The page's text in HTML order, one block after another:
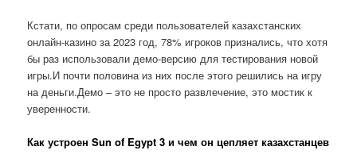
Кстати, по опросам среди пользователей казахстанских
онлайн-казино за 2023 год, 78% игроков признались, что хотя
бы раз использовали демо-версию для тестирования новой
игры.И почти половина из них после этого решились на игру
на деньги.Демо – это не просто развлечение, это мостик к
уверенности.
Как устроен Sun of Egypt 3 и чем он цепляет казахстанцев